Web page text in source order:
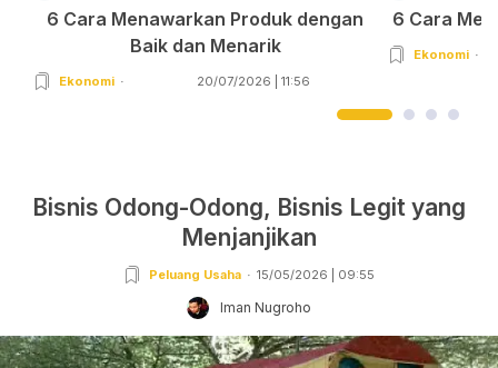
6 Cara Menawarkan Produk dengan
Baik dan Menarik
Ekonomi 20/07/2026 | 11:56
6 Cara
Ekonomi
Bisnis Odong-Odong, Bisnis Legit yang
Menjanjikan
Peluang Usaha 15/05/2026 | 09:55
Iman Nugroho